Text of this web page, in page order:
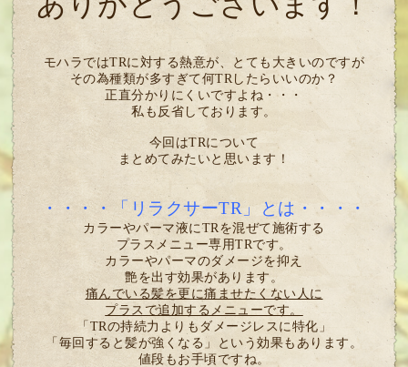
モハラではTRに対する熱意が、とても大きいのですが
その為種類が多すぎて何TRしたらいいのか？
正直分かりにくいですよね・・・
私も反省しております。
今回はTRについて
まとめてみたいと思います！
・・・・「リラクサーTR」とは・・・・
カラーやパーマ液にTRを混ぜて施術する
プラスメニュー専用TRです。
カラーやパーマのダメージを抑え
艶を出す効果があります。
痛んでいる髪を更に痛ませたくない人に
プラスで追加するメニューです。
「TRの持続力よりもダメージレスに特化」
「毎回すると髪が強くなる」という効果もあります。
値段もお手頃ですね。